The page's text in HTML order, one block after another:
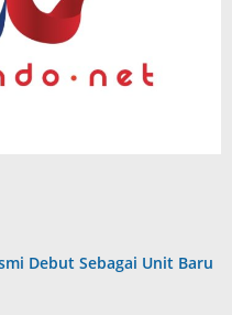
Debut Sebagai Unit Baru